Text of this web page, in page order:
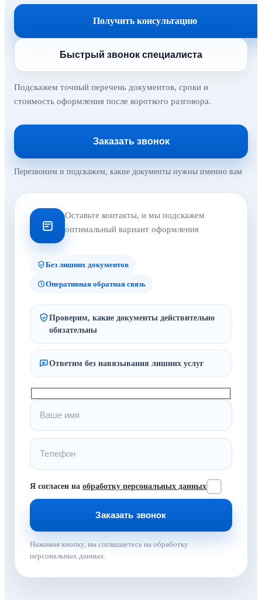
Получить консультацию
Быстрый звонок специалиста
Подскажем точный перечень документов, сроки и
стоимость оформления после короткого разговора.
Заказать звонок
Перезвоним и подскажем, какие документы нужны именно вам
Оставьте контакты, и мы подскажем
оптимальный вариант оформления
Без лишних документов
Оперативная обратная связь
Проверим, какие документы действительно
обязательны
Ответим без навязывания лишних услуг
Я согласен на обработку персональных данных
Нажимая кнопку, вы соглашаетесь на обработку
персональных данных.